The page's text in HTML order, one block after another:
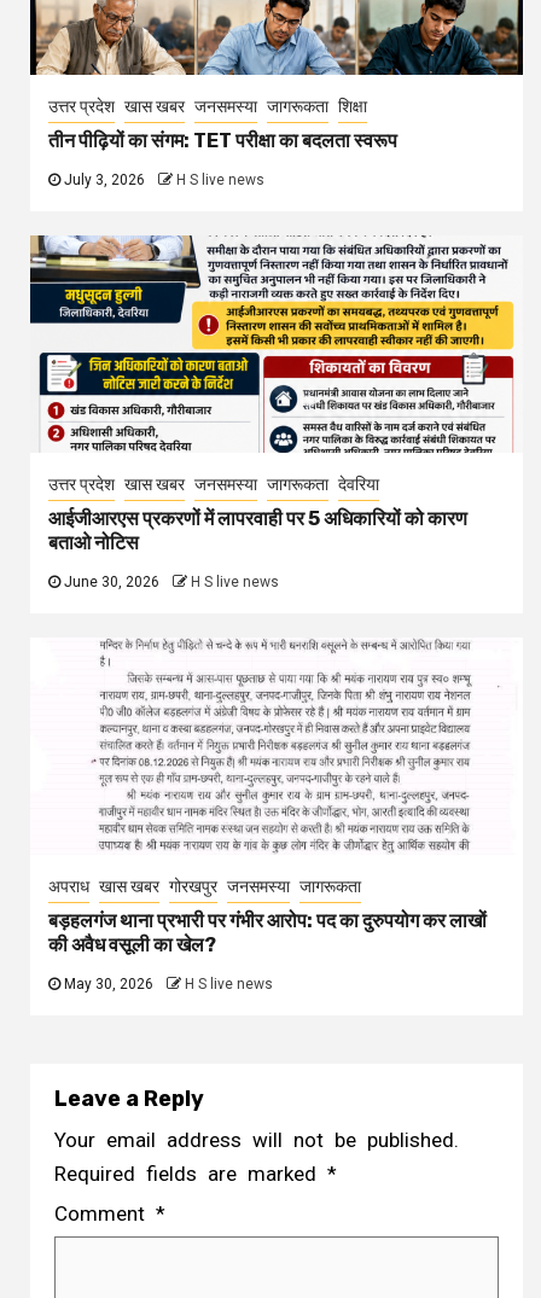
उत्तर प्रदेश खास खबर जनसमस्या जागरूकता शिक्षा
तीन पीढ़ियों का संगम: TET परीक्षा का बदलता स्वरूप
July 3, 2026 H S live news
उत्तर प्रदेश खास खबर जनसमस्या जागरूकता देवरिया
आईजीआरएस प्रकरणों में लापरवाही पर 5 अधिकारियों को कारण
बताओ नोटिस
June 30, 2026 H S live news
अपराध खास खबर गोरखपुर जनसमस्या जागरूकता
बड़हलगंज थाना प्रभारी पर गंभीर आरोप: पद का दुरुपयोग कर लाखों
की अवैध वसूली का खेल?
May 30, 2026 H S live news
Leave a Reply
Your email address will not be published.
Required fields are marked *
Comment *